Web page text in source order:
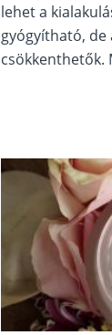
lehet a
gyógyítható,
csökkenthetők.